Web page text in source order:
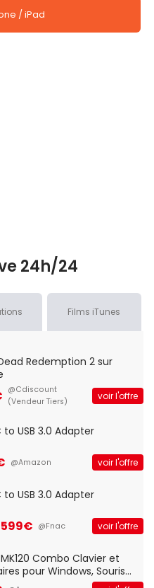
/ iPad
24h/24
Films iTunes
Redemption 2 sur
@Cdiscount
(Vendeur Tiers)
voir l'offre
to USB 3.0 Adapter
@Amazon voir l'offre
to USB 3.0 Adapter
@Fnac voir l'offre
Combo Clavier et
pour Windows, Souris
Connexion USB Plug